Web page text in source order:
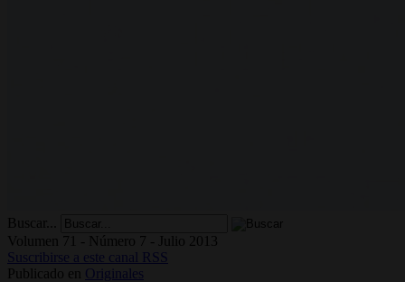
Buscar...
Volumen 71 - Número 7 - Julio 2013
Suscribirse a este canal RSS
Publicado en
Originales